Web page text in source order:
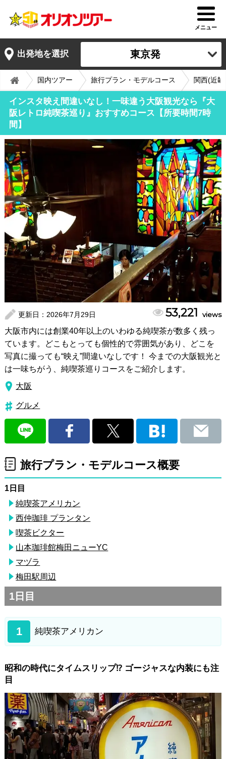
メニュー
出発地を選択 東京発
国内ツアー 旅行プラン・モデルコース 関西(近畿
インスタ映え間違いなし！一味違う大阪観光なら『大
阪レトロ純喫茶巡り』おすすめコース【所要時間7時
間】
更新日： 2026年7月29日 53,221 views
大阪市内には創業40年以上のいわゆる純喫茶が数多く残っ
ています。どこもとっても個性的で雰囲気があり、どこを
写真に撮っても“映え”間違いなしです！ 今までの大阪観光と
は一味ちがう、純喫茶巡りコースをご紹介します。
大阪
グルメ
旅行プラン・モデルコース概要
1日目
純喫茶アメリカン
西仲珈琲 プランタン
喫茶ビクター
山本珈琲館梅田ニューYC
マヅラ
梅田駅周辺
1日目
1 純喫茶アメリカン
昭和の時代にタイムスリップ⁉ ゴージャスな内装にも注
目